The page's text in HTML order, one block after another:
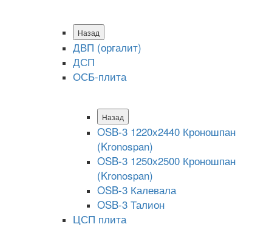
Назад
ДВП (оргалит)
ДСП
ОСБ-плита
Назад
OSB-3 1220х2440 Кроношпан
(Kronospan)
OSB-3 1250х2500 Кроношпан
(Kronospan)
OSB-3 Калевала
OSB-3 Талион
ЦСП плита